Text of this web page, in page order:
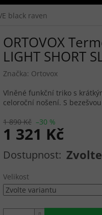
black raven
ORTOVOX
LIGHT SHORT
Značka: Ortovox
1 890 Kč –30 %
1 321 Kč
Měrná cena:
Velikost
Vlněné funkční triko s
celoroční nošení. S